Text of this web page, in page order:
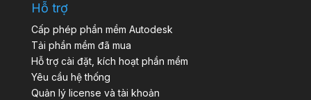
Hỗ trợ
Cấp phép phần mềm Autodesk
Tải phần mềm đã mua
Hỗ trợ cài đặt, kích hoạt phần mềm
Yêu cầu hệ thống
Quản lý license và tài khoản